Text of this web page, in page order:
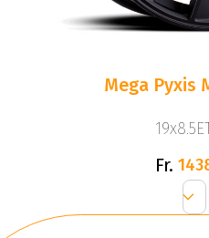
Mega Pyxis
Fr.